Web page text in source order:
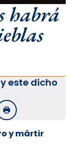
habrá
este dicho
Imprimir
y mártir